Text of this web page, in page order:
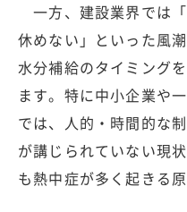
一方、建設業界では
休めない」といった風
水分補給のタイミング
ます。特に中小企業や
では、人的・時間的な
が講じられていない現
も熱中症が多く起きる